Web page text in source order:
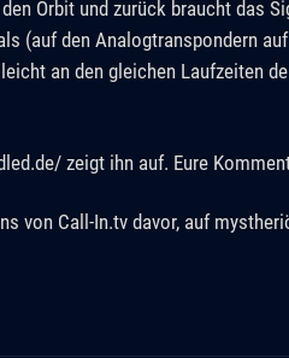
Orbit und zurück braucht das
(auf den Analogtranspondern
an den gleichen Laufzeiten
zeigt ihn auf. Eure
von Call-In.tv davor, auf